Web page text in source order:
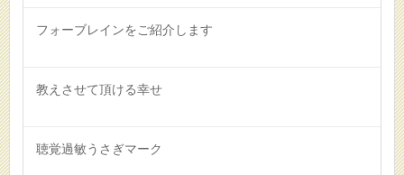
フォーブレインをご紹介します
教えさせて頂ける幸せ
聴覚過敏うさぎマーク